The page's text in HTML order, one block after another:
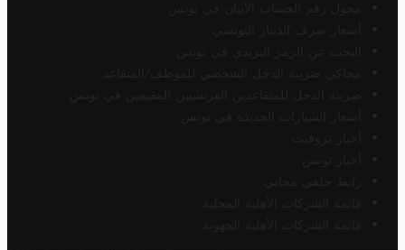
محول رقم الحساب الآيبان في تونس
أسعار صرف الدينار التونسي
البحث عن الرمز البريدي في تونس
محاكي ضريبة الدخل الشخصي للموظف/المتقاعد
ضريبة الدخل للمتقاعدين الفرنسيين المقيمين في تونس
أسعار السيارات الجديدة في تونس
أخبار تروفيت
أخبار تونس
رابط خلفي مجاني
قائمة الشركات الأهلية المحلية
قائمة الشركات الأهلية الجهوية